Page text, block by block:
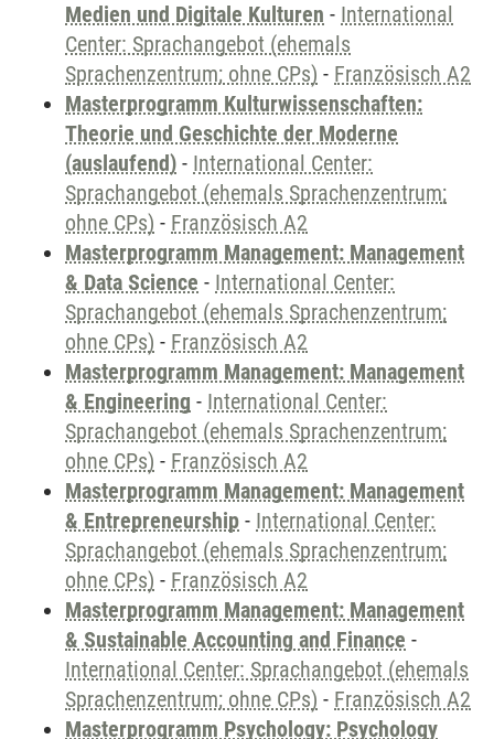
Medien und Digitale Kulturen - International
Center: Sprachangebot (ehemals
Sprachenzentrum; ohne CPs) - Französisch A2
Masterprogramm Kulturwissenschaften:
Theorie und Geschichte der Moderne
(auslaufend) - International Center:
Sprachangebot (ehemals Sprachenzentrum;
ohne CPs) - Französisch A2
Masterprogramm Management: Management
& Data Science - International Center:
Sprachangebot (ehemals Sprachenzentrum;
ohne CPs) - Französisch A2
Masterprogramm Management: Management
& Engineering - International Center:
Sprachangebot (ehemals Sprachenzentrum;
ohne CPs) - Französisch A2
Masterprogramm Management: Management
& Entrepreneurship - International Center:
Sprachangebot (ehemals Sprachenzentrum;
ohne CPs) - Französisch A2
Masterprogramm Management: Management
& Sustainable Accounting and Finance -
International Center: Sprachangebot (ehemals
Sprachenzentrum; ohne CPs) - Französisch A2
Masterprogramm Psychology: Psychology